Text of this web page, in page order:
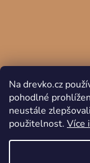
Na drevko.cz
pohodlné
neustále
použitelnost. Více